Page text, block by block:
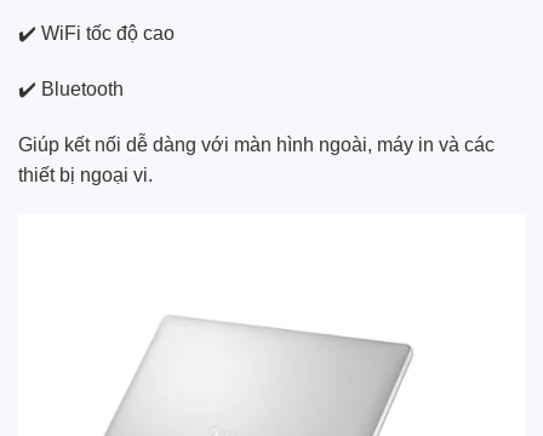
✔️ WiFi tốc độ cao
✔️ Bluetooth
Giúp kết nối dễ dàng với màn hình ngoài, máy in và các
thiết bị ngoại vi.